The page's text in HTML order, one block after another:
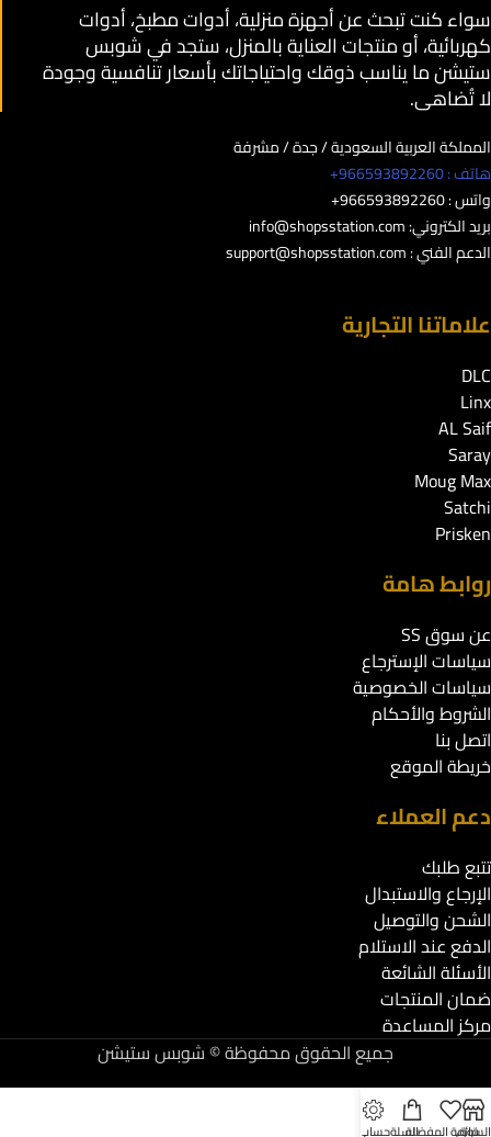
سواء كنت تبحث عن أجهزة منزلية، أدوات مطبخ، أدوات
كهربائية، أو منتجات العناية بالمنزل، ستجد في شوبس
ستيشن ما يناسب ذوقك واحتياجاتك بأسعار تنافسية وجودة
لا تُضاهى.
المملكة العربية السعودية / جدة / مشرفة
هاتف : 966593892260+
واتس : 966593892260+
بريد الكتروني:info@shopsstation.com
الدعم الفني :support@shopsstation.com
علاماتنا التجارية
DLC
Linx
AL Saif
Saray
Moug Max
Satchi
Prisken
روابط هامة
عن سوق SS
سياسات الإسترجاع
سياسات الخصوصية
الشروط والأحكام
اتصل بنا
خريطة الموقع
دعم العملاء
تتبع طلبك
الإرجاع والاستبدال
الشحن والتوصيل
الدفع عند الاستلام
الأسئلة الشائعة
ضمان المنتجات
مركز المساعدة
جميع الحقوق محفوظة © شوبس ستيشن
السوق
قائمة المفضلةالسلةحسابي